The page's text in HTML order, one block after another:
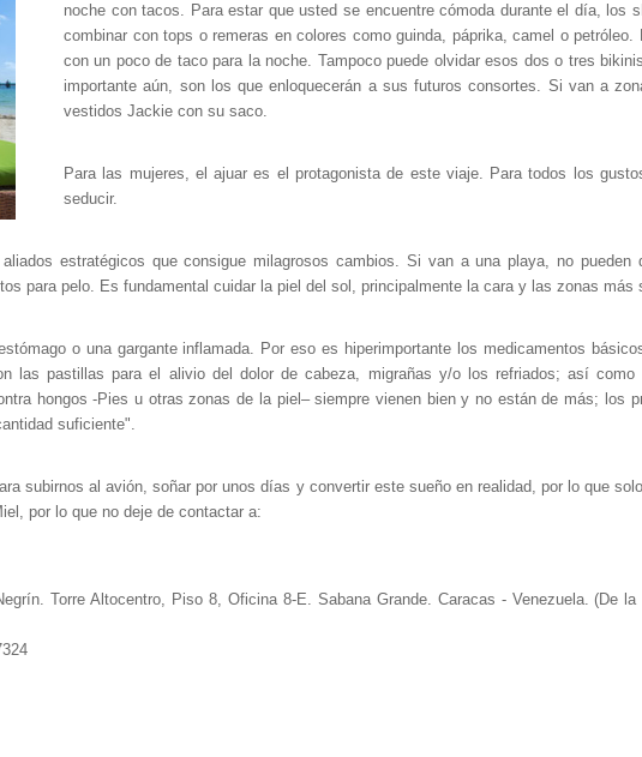
noche con tacos. Para estar que usted se encuentre cómoda durante el día, los
combinar con tops o remeras en colores como guinda, páprika, camel o
con un poco de taco para la noche. Tampoco puede olvidar esos dos o tres
importante aún, son los que enloquecerán a sus futuros consortes. Si van a
vestidos Jackie con su saco.
Para las mujeres, el ajuar es el protagonista de este viaje. Para todos los
seducir.
estratégicos que consigue milagrosos cambios. Si van a una playa, no pueden
para pelo. Es fundamental cuidar la piel del sol, principalmente la cara y las zonas más
o una gargante inflamada. Por eso es hiperimportante los medicamentos
las pastillas para el alivio del dolor de cabeza, migrañas y/o los refriados; así
hongos -Pies u otras zonas de la piel– siempre vienen bien y no están de más; los
suficiente".
subirnos al avión, soñar por unos días y convertir este sueño en realidad, por lo que
por lo que no deje de contactar a:
Torre Altocentro, Piso 8, Oficina 8-E. Sabana Grande. Caracas - Venezuela. (De